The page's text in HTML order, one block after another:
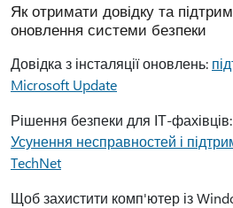
Як отримати довідку та
оновлення системи безпеки
Довідка з інсталяції оновлень:
Microsoft Update
Рішення безпеки для ІТ-фахівців:
Усунення несправностей і
TechNet
Щоб захистити комп'ютер із